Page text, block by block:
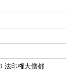
法印権大僧都